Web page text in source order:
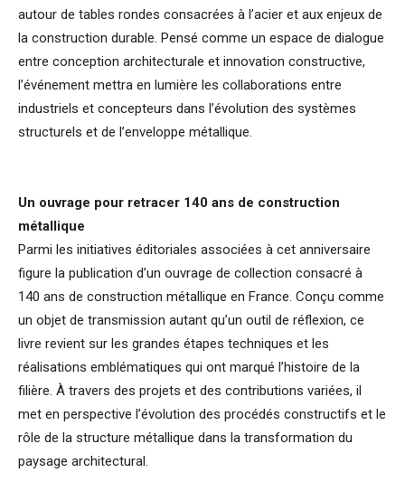
autour de tables rondes consacrées à l’acier et aux enjeux de
la construction durable. Pensé comme un espace de dialogue
entre conception architecturale et innovation constructive,
l’événement mettra en lumière les collaborations entre
industriels et concepteurs dans l’évolution des systèmes
structurels et de l’enveloppe métallique.
Un ouvrage pour retracer 140 ans de construction
métallique
Parmi les initiatives éditoriales associées à cet anniversaire
figure la publication d’un ouvrage de collection consacré à
140 ans de construction métallique en France. Conçu comme
un objet de transmission autant qu’un outil de réflexion, ce
livre revient sur les grandes étapes techniques et les
réalisations emblématiques qui ont marqué l’histoire de la
filière. À travers des projets et des contributions variées, il
met en perspective l’évolution des procédés constructifs et le
rôle de la structure métallique dans la transformation du
paysage architectural.